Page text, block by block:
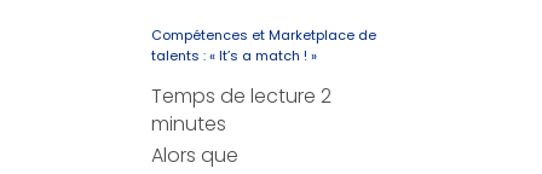
Compétences et Marketplace de
talents : « It’s a match ! »
Temps de lecture 2
minutes
Alors que